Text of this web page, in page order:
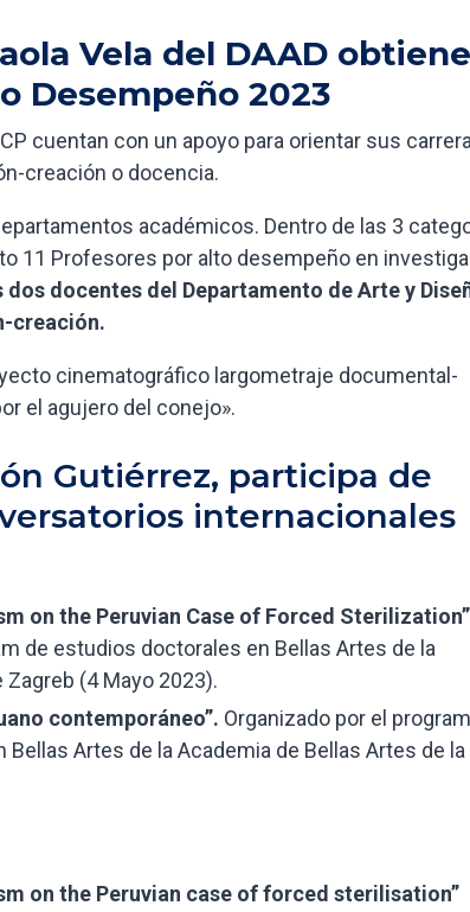
Vela del DAAD
Desempeño 2023
cuentan con un apoyo para orientar sus
creación o docencia.
académicos. Dentro de las 3
11 Profesores por alto desempeño en
dos docentes del Departamento de Arte y
creación.
cinematográfico largometraje documental-
el agujero del conejo».
Gutiérrez, participa de
internacionales
on the Peruvian Case of Forced
de estudios doctorales en Bellas Artes de la
(4 Mayo 2023).
contemporáneo”. Organizado por el
Artes de la Academia de Bellas Artes de la
on the Peruvian case of forced sterilisation”